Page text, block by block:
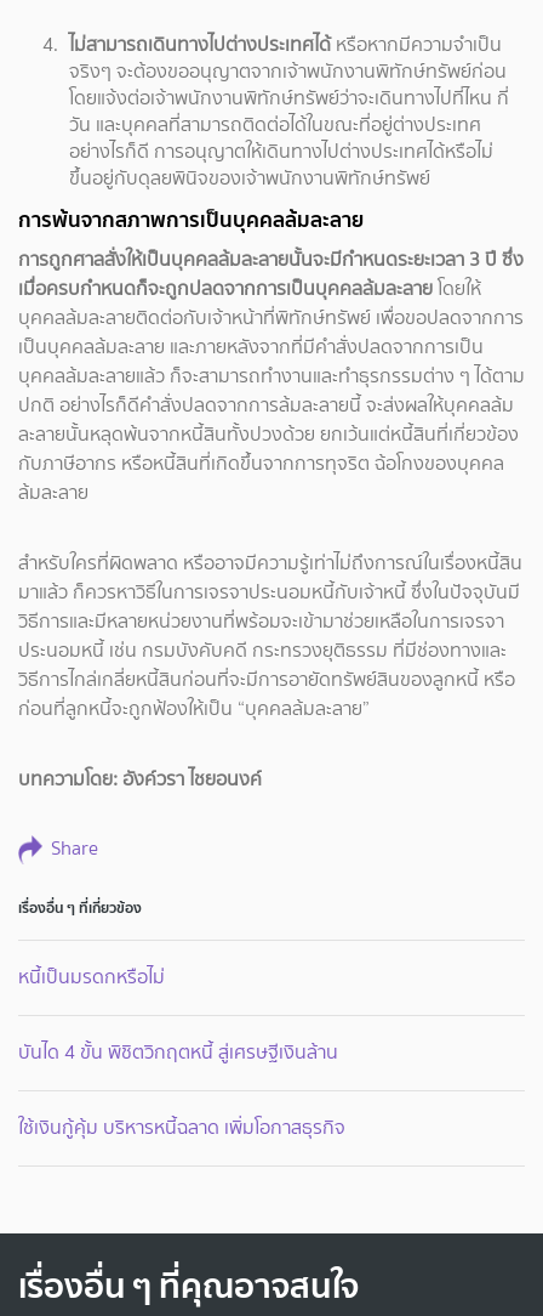
ไม่สามารถเดินทางไปต่างประเทศได้หรือหากมีความจำเป็น
จริงๆ จะต้องขออนุญาตจากเจ้าพนักงานพิทักษ์ทรัพย์ก่อน
โดยแจ้งต่อเจ้าพนักงานพิทักษ์ทรัพย์ว่าจะเดินทางไปที่ไหน กี่
วัน และบุคคลที่สามารถติดต่อได้ในขณะที่อยู่ต่างประเทศ
อย่างไรก็ดี การอนุญาตให้เดินทางไปต่างประเทศได้หรือไม่
ขึ้นอยู่กับดุลยพินิจของเจ้าพนักงานพิทักษ์ทรัพย์
การพ้นจากสภาพการเป็นบุคคลล้มละลาย
การถูกศาลสั่งให้เป็นบุคคลล้มละลายนั้นจะมีกำหนดระยะเวลา 3 ปี ซึ่ง
เมื่อครบกำหนดก็จะถูกปลดจากการเป็นบุคคลล้มละลายโดยให้
บุคคลล้มละลายติดต่อกับเจ้าหน้าที่พิทักษ์ทรัพย์ เพื่อขอปลดจากการ
เป็นบุคคลล้มละลาย และภายหลังจากที่มีคำสั่งปลดจากการเป็น
บุคคลล้มละลายแล้ว ก็จะสามารถทำงานและทำธุรกรรมต่าง ๆ ได้ตาม
ปกติ อย่างไรก็ดีคำสั่งปลดจากการล้มละลายนี้ จะส่งผลให้บุคคลล้ม
ละลายนั้นหลุดพ้นจากหนี้สินทั้งปวงด้วย ยกเว้นแต่หนี้สินที่เกี่ยวข้อง
กับภาษีอากร หรือหนี้สินที่เกิดขึ้นจากการทุจริต ฉ้อโกงของบุคคล
ล้มละลาย
สำหรับใครที่ผิดพลาด หรืออาจมีความรู้เท่าไม่ถึงการณ์ในเรื่องหนี้สิน
มาแล้ว ก็ควรหาวิธีในการเจรจาประนอมหนี้กับเจ้าหนี้ ซึ่งในปัจจุบันมี
วิธีการและมีหลายหน่วยงานที่พร้อมจะเข้ามาช่วยเหลือในการเจรจา
ประนอมหนี้ เช่น กรมบังคับคดี กระทรวงยุติธรรม ที่มีช่องทางและ
วิธีการไกล่เกลี่ยหนี้สินก่อนที่จะมีการอายัดทรัพย์สินของลูกหนี้ หรือ
ก่อนที่ลูกหนี้จะถูกฟ้องให้เป็น “บุคคลล้มละลาย”
บทความโดย: อังค์วรา ไชยอนงค์
Share
เรื่องอื่น ๆ ที่เกี่ยวข้อง
หนี้เป็นมรดกหรือไม่
บันได 4 ขั้น พิชิตวิกฤตหนี้ สู่เศรษฐีเงินล้าน
ใช้เงินกู้คุ้ม บริหารหนี้ฉลาด เพิ่มโอกาสธุรกิจ
เรื่องอื่น ๆ ที่คุณอาจสนใจ